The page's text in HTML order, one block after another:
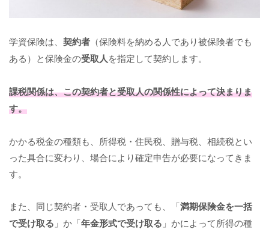
学資保険は、 契約者 （保険料を納める人であり被保険者でも
ある）と保険金の受取人を指定して契約します。
課税関係は、この契約者と受取人の関係性によって決まりま
す。
かかる税金の種類も、所得税・住民税、贈与税、相続税とい
った具合に変わり、場合により確定申告が必要になってきま
す。
また、同じ契約者・受取人であっても、「満期保険金を一括
で受け取る 」か「年金形式で受け取る 」かによって所得の種